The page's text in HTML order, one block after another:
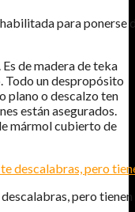
para ponerse
de madera de teka
Todo un despropósito
plano o descalzo ten
están asegurados.
mármol cubierto de
pero